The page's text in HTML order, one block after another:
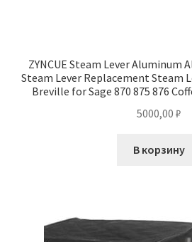
ZYNCUE Steam Lever Aluminum
Steam Lever Replacement Steam
Breville for Sage 870 875 876
5000,00 ₽
В корзину